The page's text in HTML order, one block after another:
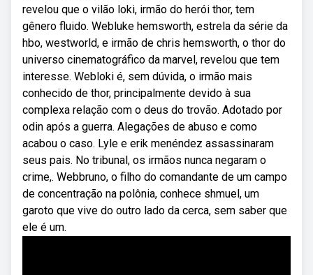
revelou que o vilão loki, irmão do herói thor, tem
gênero fluido. Webluke hemsworth, estrela da série da
hbo, westworld, e irmão de chris hemsworth, o thor do
universo cinematográfico da marvel, revelou que tem
interesse. Webloki é, sem dúvida, o irmão mais
conhecido de thor, principalmente devido à sua
complexa relação com o deus do trovão. Adotado por
odin após a guerra. Alegações de abuso e como
acabou o caso. Lyle e erik menéndez assassinaram
seus pais. No tribunal, os irmãos nunca negaram o
crime,. Webbruno, o filho do comandante de um campo
de concentração na polônia, conhece shmuel, um
garoto que vive do outro lado da cerca, sem saber que
ele é um.